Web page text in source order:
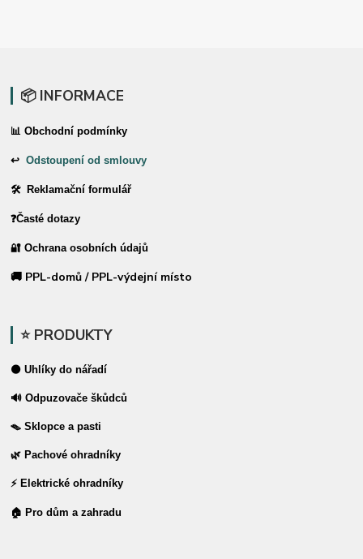
📦 INFORMACE
📊 Obchodní podmínky
↩Odstoupení od smlouvy
🛠 Reklamační formulář
❓Časté dotazy
🔐 Ochrana osobních údajů
🚚 PPL-domů / PPL-výdejní místo
⭐ PRODUKTY
⚫ Uhlíky do nářadí
🔊 Odpuzovače škůdců
🪤 Sklopce a pasti
🌿 Pachové ohradníky
⚡ Elektrické ohradníky
🏠 Pro dům a zahradu